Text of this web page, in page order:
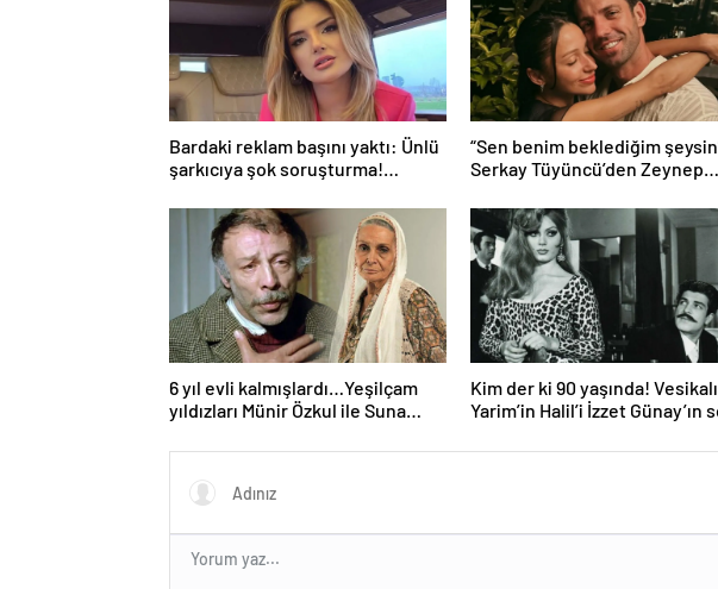
Bardaki reklam başını yaktı: Ünlü
şarkıcıya şok soruşturma!
“Sen benim beklediğim
Serkay Tüyüncü’den Zeynep
6 yıl evli kalmışlardı…Yeşilçam
yıldızları Münir Özkul ile Suna
Kim der ki 90 yaşında! Vesikalı
Yarim’in Halil’i İzzet Günay’ın